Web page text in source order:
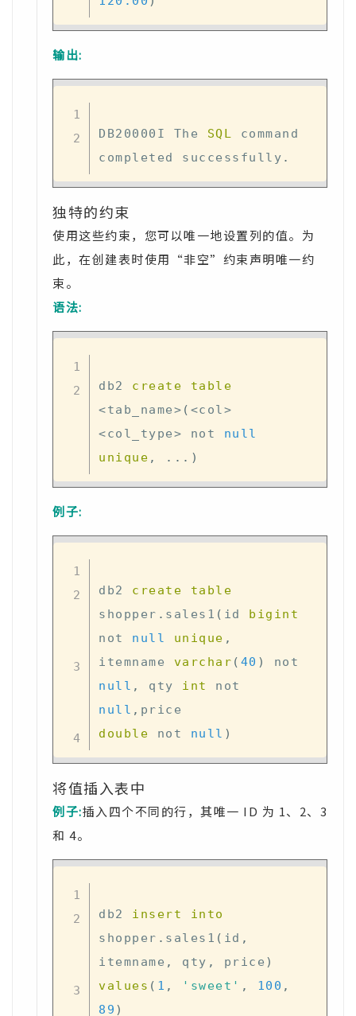
输出:
DB20000I The SQL
command
completed successfully .
独特的约束
使用这些约束，您可以唯一地设置列的值。为
此，在创建表时使用“非空”约束声明唯一约
束。
语法:
db2 create
table
<tab_name> ( <col >
<col_type> not
null
unique , . . . )
例子:
db2 create
table
shopper . sales1 ( id bigint
not
null unique ,
itemname varchar ( 40 )
not
null , qty int
not
null ,
double
not null )
将值插入表中
例子:插入四个不同的行，其唯一 ID 为 1、2、3
和 4。
db2 insert
into
shopper . sales1 ( id ,
itemname , qty , price )
values ( 1 , 'sweet' , 100 ,
89 )